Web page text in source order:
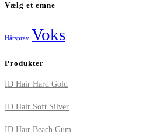
Vælg et emne
Hårspray Voks
Produkter
ID Hair Hard Gold
ID Hair Soft Silver
ID Hair Beach Gum